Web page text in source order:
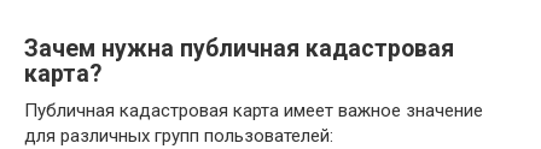
Зачем нужна публичная кадастровая
карта?
Публичная кадастровая карта имеет важное значение
для различных групп пользователей: